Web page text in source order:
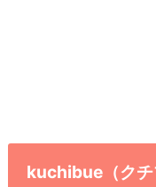
kuchibue（クチ